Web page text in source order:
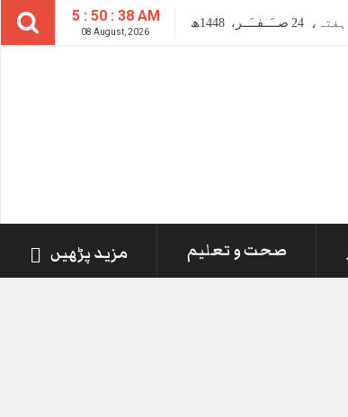
5 : 50 : 39 AM
08 August, 2026
ہفتہ، 24 صــَــفــَــر، 1448ھ
صحت و تعلیم مزید پڑھیں